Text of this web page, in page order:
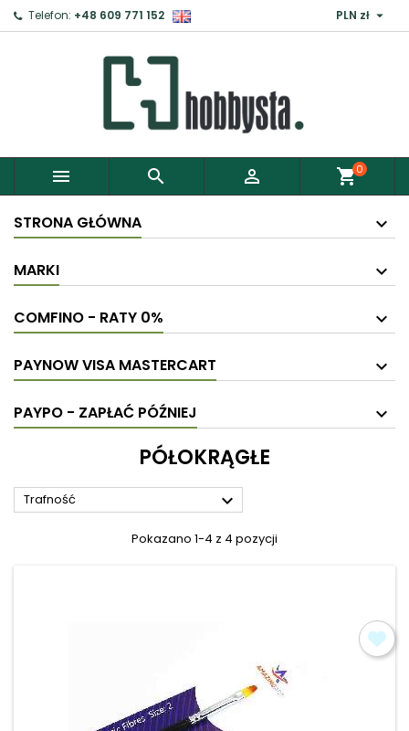
Telefon: +48 609 771 152 PLN zł 
   shopping_cart0
STRONA GŁÓWNA
MARKI
COMFINO - RATY 0%
PAYNOW VISA MASTERCART
PAYPO - ZAPŁAĆ PÓŹNIEJ
PÓŁOKRĄGŁE
Trafność 
Pokazano 1-4 z 4 pozycji
Zaloguj ×
Aby zapisać produkty do Schowka, musisz się
Anuluj Zaloguj